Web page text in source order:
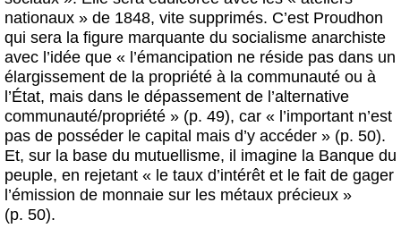
nationaux » de 1848, vite supprimés. C’est Proudhon
qui sera la figure marquante du socialisme anarchiste
avec l’idée que « l’émancipation ne réside pas dans un
élargissement de la propriété à la communauté ou à
l’État, mais dans le dépassement de l’alternative
communauté/propriété » (p. 49), car « l’important n’est
pas de posséder le capital mais d’y accéder » (p. 50).
Et, sur la base du mutuellisme, il imagine la Banque du
peuple, en rejetant « le taux d’intérêt et le fait de gager
l’émission de monnaie sur les métaux précieux »
(p. 50).